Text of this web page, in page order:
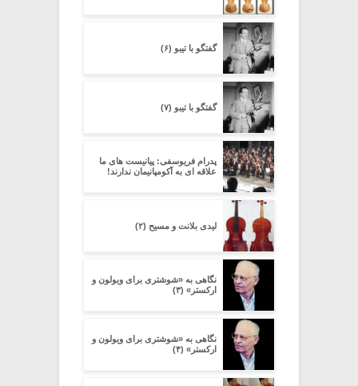
گفتگو با تیبو (۶)
گفتگو با تیبو (۷)
پدرام فریوسفی: پیانیست های ما
علاقه ای به آکومپانیمان ندارند!
لیدی بلانت و مسیح (۲)
نگاهی به «شوشتری برای ویولون و
ارکستر» (۳)
نگاهی به «شوشتری برای ویولون و
ارکستر» (۴)